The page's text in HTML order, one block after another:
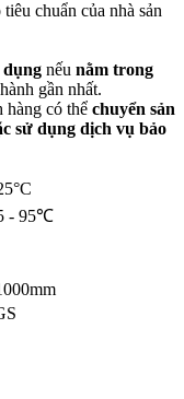
tiêu chuẩn của nhà sản
nếu nằm trong
gần nhất.
hàng có thể chuyển sản
sử dụng dịch vụ bảo
- 95℃